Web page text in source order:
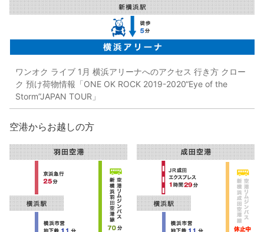
ワンオク ライブ 1月 横浜アリーナへのアクセス 行き方 クロー
ク 預け荷物情報「ONE OK ROCK 2019-2020“Eye of the
Storm”JAPAN TOUR」
空港からお越しの方